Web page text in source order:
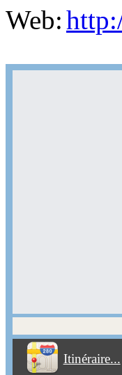
Itinéraire...
Éviter les
Éviter les péages
Partir! Reset